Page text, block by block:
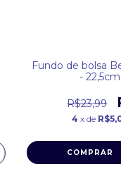
Fundo de bolsa
-
R$23,99
4 x de
COMPRAR